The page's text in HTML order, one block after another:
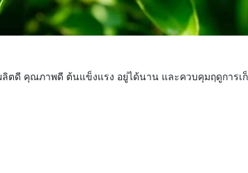
ตดี คุณภาพดี ต้นแข็งแรง อยู่ได้นาน และควบคุมฤดูการเก็